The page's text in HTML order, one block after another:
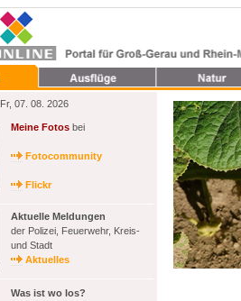
Fr, 07. 08. 2026
Meine Fotos bei
Fotocommunity
Flickr
Aktuelle Meldungen
der Polizei, Feuerwehr, Kreis-
und Stadt
Aktuelles
Was ist wo los?